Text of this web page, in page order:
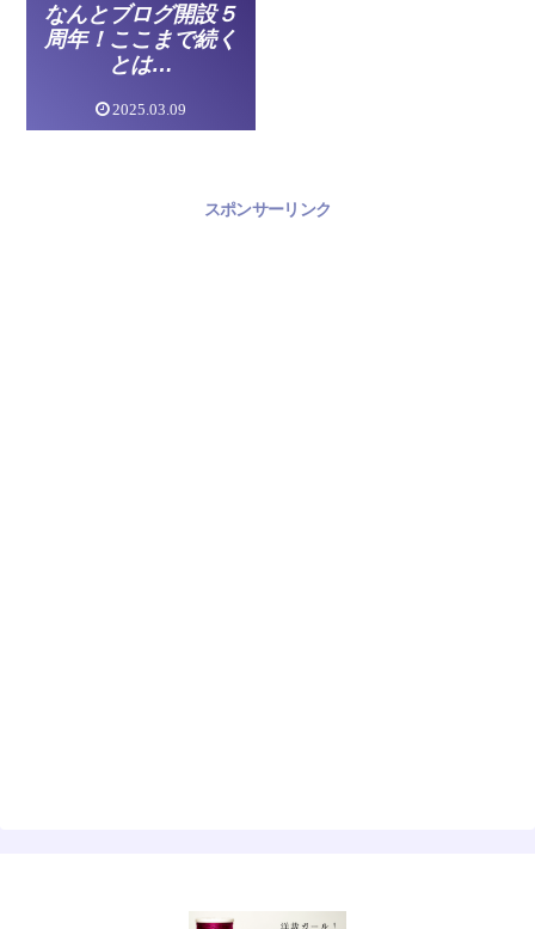
なんとブログ開設５
周年！ここまで続く
とは…
2025.03.09
スポンサーリンク